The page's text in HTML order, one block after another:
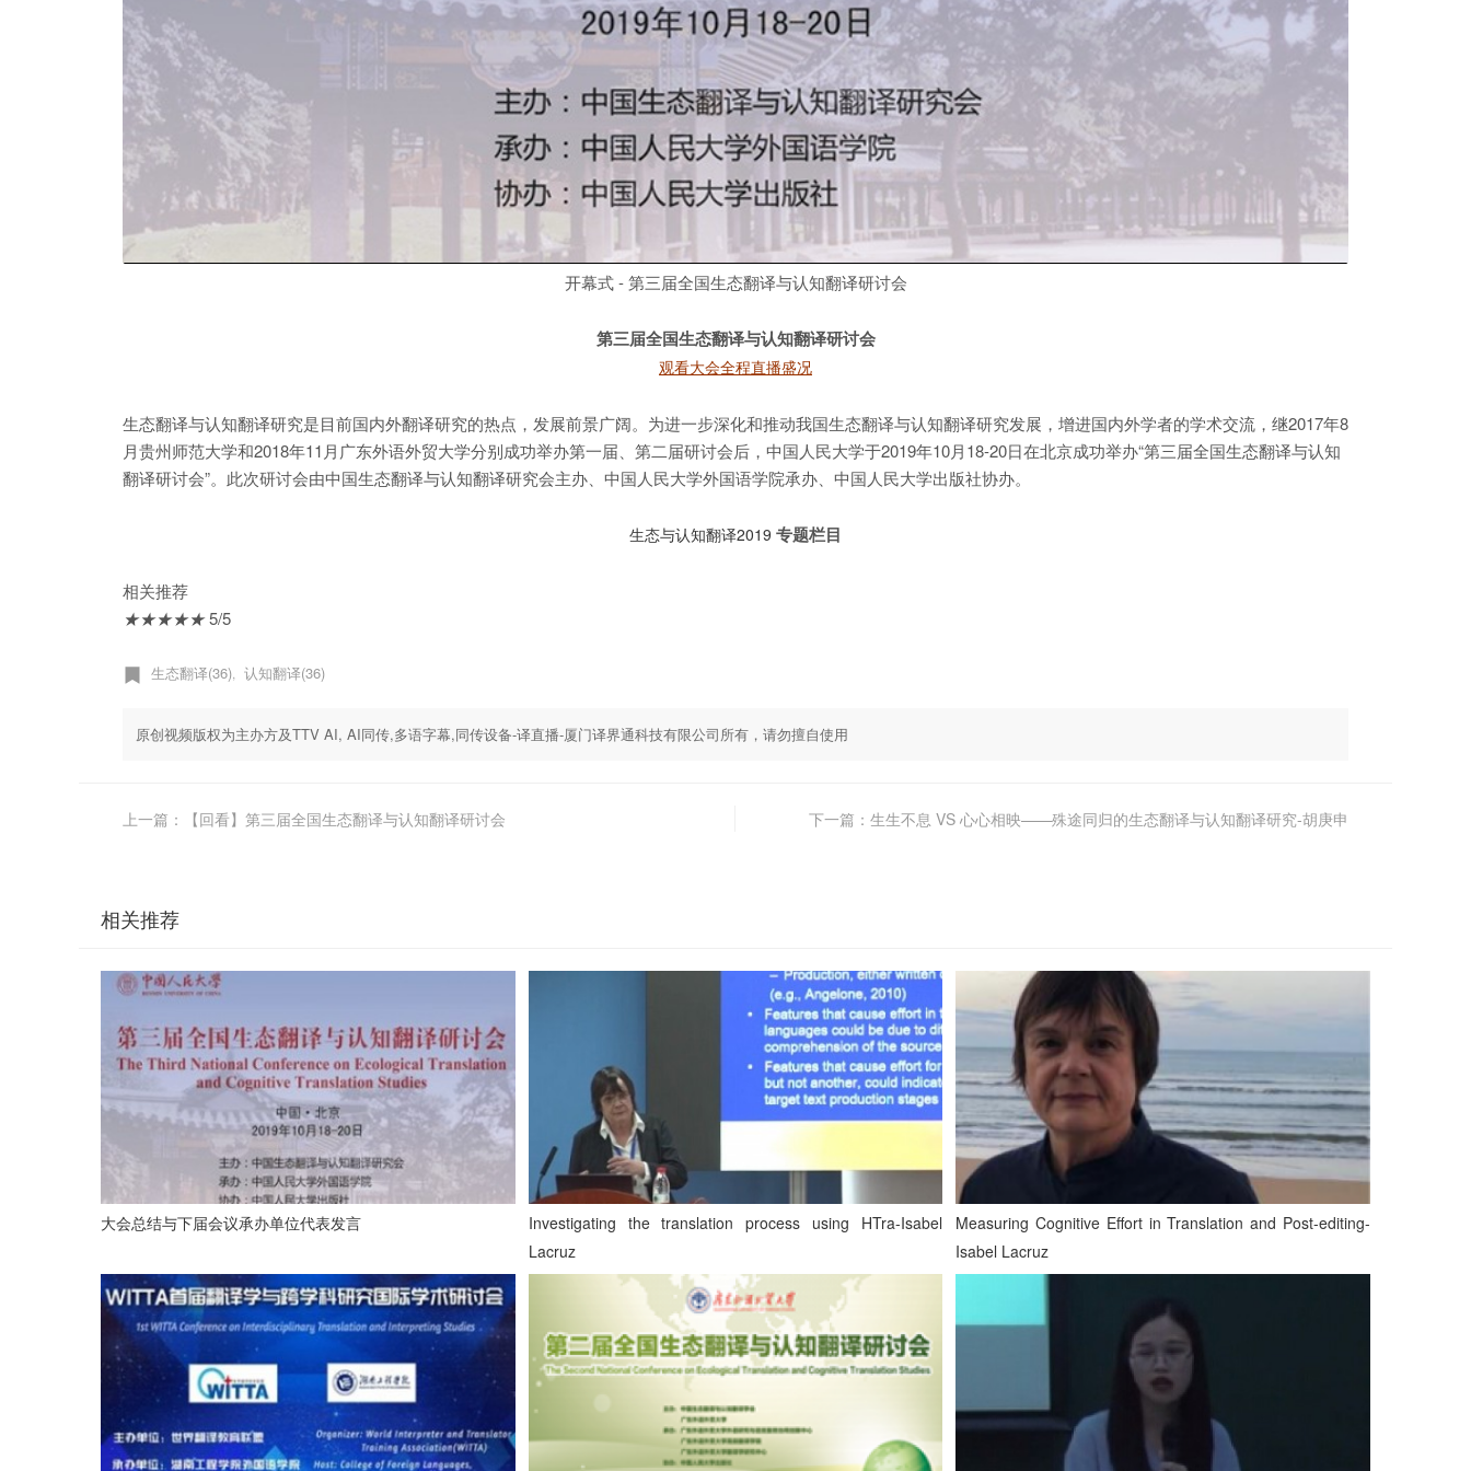
开幕式 - 第三届全国生态翻译与认知翻译研讨会
第三届全国生态翻译与认知翻译研讨会
观看大会全程直播盛况
生态翻译与认知翻译研究是目前国内外翻译研究的热点，发展前景广阔。为进一步深化和推动我国生态翻译与认知翻译研究发展，增进国内外学者的学术交流，继2017年8
月贵州师范大学和2018年11月广东外语外贸大学分别成功举办第一届、第二届研讨会后，中国人民大学于2019年10月18-20日在北京成功举办“第三届全国生态翻译与认知
翻译研讨会”。此次研讨会由中国生态翻译与认知翻译研究会主办、中国人民大学外国语学院承办、中国人民大学出版社协办。
生态与认知翻译2019 专题栏目
相关推荐
★★★★★5/5
生态翻译(36) 认知翻译(36)
原创视频版权为主办方及TTV AI, AI同传,多语字幕,同传设备-译直播-厦门译界通科技有限公司所有，请勿擅自使用
上一篇：【回看】第三届全国生态翻译与认知翻译研讨会 下一篇：生生不息 VS 心心相映——殊途同归的生态翻译与认知翻译研究-胡庚申
相关推荐
大会总结与下届会议承办单位代表发言
Investigating the translation process using HTra-Isabel
Lacruz
Measuring Cognitive Effort in Translation and Post-editing-
Isabel Lacruz